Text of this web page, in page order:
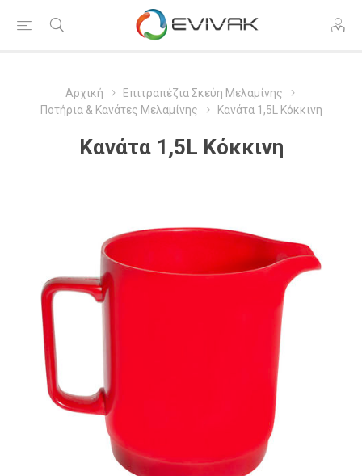
Αρχική
Επιτραπέζια Σκεύη Μελαμίνης
Ποτήρια & Κανάτες Μελαμίνης
Κανάτα 1,5L Κόκκινη
Κανάτα 1,5L Κόκκινη